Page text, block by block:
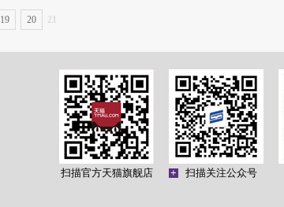
19 20 21
扫描官方天猫旗舰店 + 扫描关注公众号